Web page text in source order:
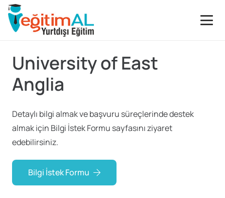
University of East
Anglia
Detaylı bilgi almak ve başvuru süreçlerinde destek
almak için Bilgi İstek Formu sayfasını ziyaret
edebilirsiniz.
Bilgi İstek Formu